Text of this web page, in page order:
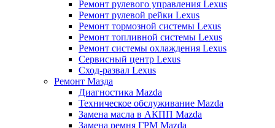
Ремонт рулевого управления Lexus
Ремонт рулевой рейки Lexus
Ремонт тормозной системы Lexus
Ремонт топливной системы Lexus
Ремонт системы охлаждения Lexus
Сервисный центр Lexus
Сход-развал Lexus
Ремонт Мазда
Диагностика Mazda
Техническое обслуживание Mazda
Замена масла в АКПП Mazda
Замена ремня ГРМ Mazda